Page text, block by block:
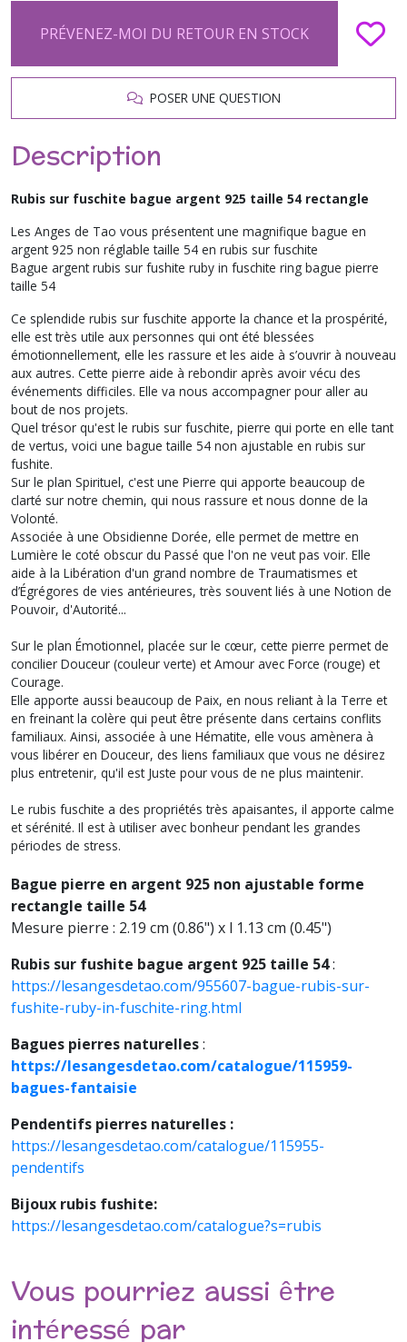
PRÉVENEZ-MOI DU RETOUR EN STOCK
POSER UNE QUESTION
Description
Rubis sur fuschite bague argent 925 taille 54 rectangle
Les Anges de Tao vous présentent une magnifique bague en
argent 925 non réglable taille 54 en rubis sur fuschite
Bague argent rubis sur fushite ruby in fuschite ring bague pierre
taille 54
Ce splendide rubis sur fuschite apporte la chance et la prospérité,
elle est très utile aux personnes qui ont été blessées
émotionnellement, elle les rassure et les aide à s’ouvrir à nouveau
aux autres. Cette pierre aide à rebondir après avoir vécu des
événements difficiles. Elle va nous accompagner pour aller au
bout de nos projets.
Quel trésor qu'est le rubis sur fuschite, pierre qui porte en elle tant
de vertus, voici une bague taille 54 non ajustable en rubis sur
fushite.
Sur le plan Spirituel, c'est une Pierre qui apporte beaucoup de
clarté sur notre chemin, qui nous rassure et nous donne de la
Volonté.
Associée à une Obsidienne Dorée, elle permet de mettre en
Lumière le coté obscur du Passé que l'on ne veut pas voir. Elle
aide à la Libération d'un grand nombre de Traumatismes et
d’Égrégores de vies antérieures, très souvent liés à une Notion de
Pouvoir, d'Autorité...
Sur le plan Émotionnel, placée sur le cœur, cette pierre permet de
concilier Douceur (couleur verte) et Amour avec Force (rouge) et
Courage.
Elle apporte aussi beaucoup de Paix, en nous reliant à la Terre et
en freinant la colère qui peut être présente dans certains conflits
familiaux. Ainsi, associée à une Hématite, elle vous amènera à
vous libérer en Douceur, des liens familiaux que vous ne désirez
plus entretenir, qu'il est Juste pour vous de ne plus maintenir.
Le rubis fuschite a des propriétés très apaisantes, il apporte calme
et sérénité. Il est à utiliser avec bonheur pendant les grandes
périodes de stress.
Bague pierre en argent 925 non ajustable forme
rectangle taille 54
Mesure pierre : 2.19 cm (0.86") x l 1.13 cm (0.45")
Rubis sur fushite bague argent 925 taille 54:
https://lesangesdetao.com/955607-bague-rubis-sur-
fushite-ruby-in-fuschite-ring.html
Bagues pierres naturelles:
https://lesangesdetao.com/catalogue/115959-
bagues-fantaisie
Pendentifs pierres naturelles :
https://lesangesdetao.com/catalogue/115955-
pendentifs
Bijoux rubis fushite:
https://lesangesdetao.com/catalogue?s=rubis
Vous pourriez aussi être
intéressé par